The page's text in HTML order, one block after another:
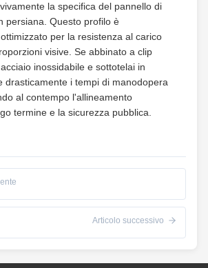
la specifica del pannello di
persiana. Questo profilo è
per la resistenza al carico
visive. Se abbinato a clip
inossidabile e sottotelai in
drasticamente i tempi di manodopera
al contempo l'allineamento
termine e la sicurezza pubblica.
Articolo successivo